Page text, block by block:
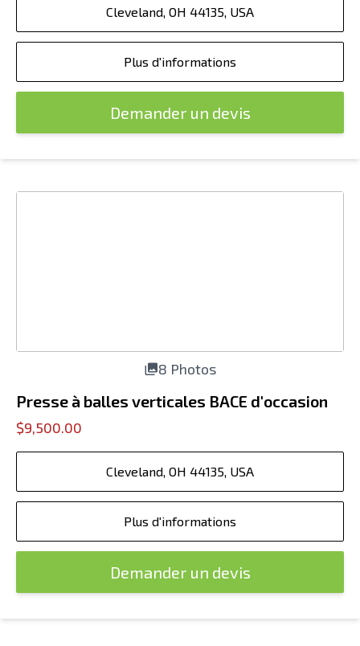
Cleveland, OH 44135, USA
Plus d'informations
Demander un devis
8 Photos
Presse à balles verticales BACE d'occasion
$9,500.00
Cleveland, OH 44135, USA
Plus d'informations
Demander un devis